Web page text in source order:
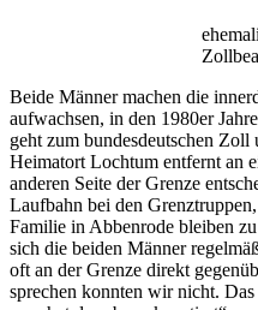
Beide Männer machen die
aufwachsen, in den 1980er
geht zum bundesdeutschen
Heimatort Lochtum entfernt an
anderen Seite der Grenze
Laufbahn bei den
Familie in Abbenrode bleiben
sich die beiden Männer
oft an der Grenze direkt
sprechen konnten wir nicht.